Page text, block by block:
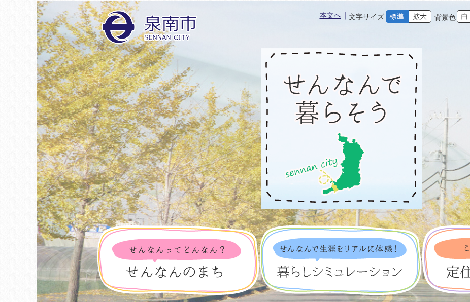
本文へ 文字サイズ 背景色
1
枚
目
の
ス
ラ
イ
ド
2
枚
目
の
ス
ラ
イ
ド